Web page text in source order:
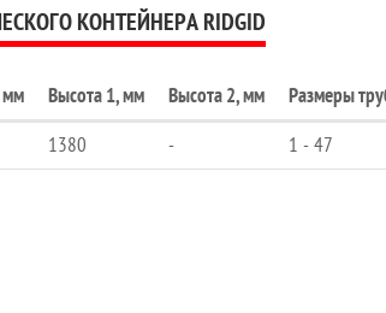
КОНТЕЙНЕРА RIDGID
мм Высота 1, мм Высота 2, мм Размеры
1380 - 1 - 47